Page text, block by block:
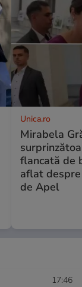
Unica.ro
Mirabela
flancată de
aflat
de Apel
17:46